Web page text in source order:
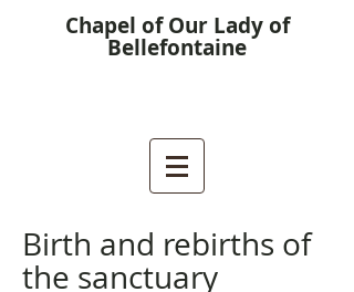
Chapel of Our Lady of
Bellefontaine
Birth and rebirths of
the sanctuary